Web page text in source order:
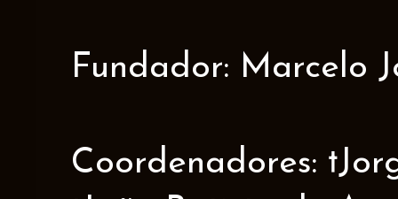
Fundador: Marcelo
Coordenadores: